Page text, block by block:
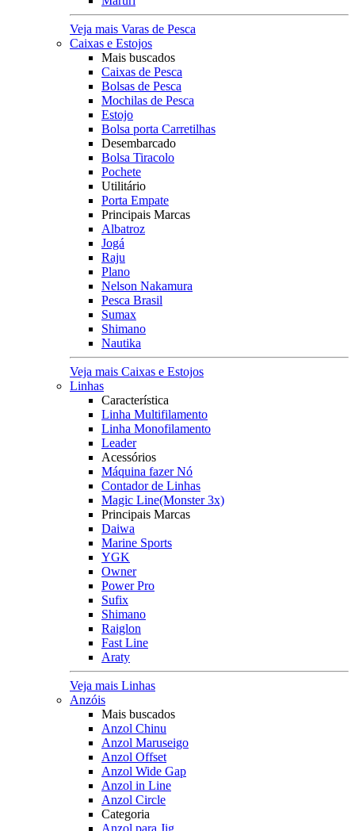
Veja mais Varas de Pesca
Caixas e Estojos
Mais buscados
Caixas de Pesca
Bolsas de Pesca
Mochilas de Pesca
Estojo
Bolsa porta Carretilhas
Desembarcado
Bolsa Tiracolo
Pochete
Utilitário
Porta Empate
Principais Marcas
Albatroz
Jogá
Raju
Plano
Nelson Nakamura
Pesca Brasil
Sumax
Shimano
Nautika
Veja mais Caixas e Estojos
Linhas
Característica
Linha Multifilamento
Linha Monofilamento
Leader
Acessórios
Máquina fazer Nó
Contador de Linhas
Magic Line(Monster 3x)
Principais Marcas
Daiwa
Marine Sports
YGK
Owner
Power Pro
Sufix
Shimano
Raiglon
Fast Line
Araty
Veja mais Linhas
Anzóis
Mais buscados
Anzol Chinu
Anzol Maruseigo
Anzol Offset
Anzol Wide Gap
Anzol in Line
Anzol Circle
Categoria
Anzol para Jig